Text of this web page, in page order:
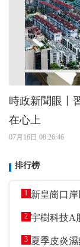
時政新聞眼丨
在心上
07月16日 08:26:46
排行榜
1
2 宇樹科技A
3